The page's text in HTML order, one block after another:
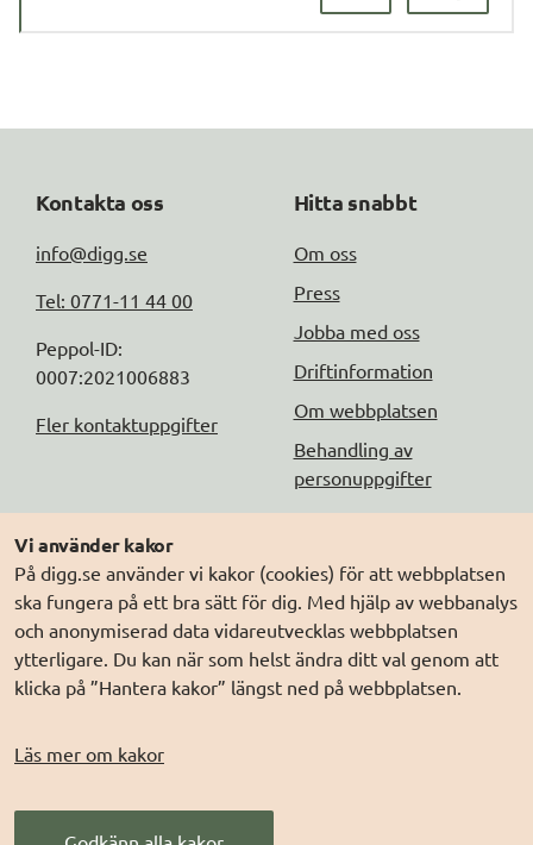
Vi använder kakor
På digg.se använder vi kakor (cookies) för att webbplatsen
ska fungera på ett bra sätt för dig. Med hjälp av webbanalys
och anonymiserad data vidareutvecklas webbplatsen
ytterligare. Du kan när som helst ändra ditt val genom att
klicka på ”Hantera kakor” längst ned på webbplatsen.
Läs mer om kakor
Kontakta oss
info@digg.se
Tel: 0771-11 44 00
Peppol-ID:
0007:2021006883
Fler kontaktuppgifter
Hitta snabbt
Om oss
Press
Jobba med oss
Driftinformation
Om webbplatsen
Behandling av
personuppgifter
Följ oss
DIGG på
Prenumerera på nyheter
DIGG på
LinkedIn
DIGG på
PressMachine
DIGG på
Digg play
Elegitimation.se
Min myndighetspost
Sveriges dataportal
Sweden Connect